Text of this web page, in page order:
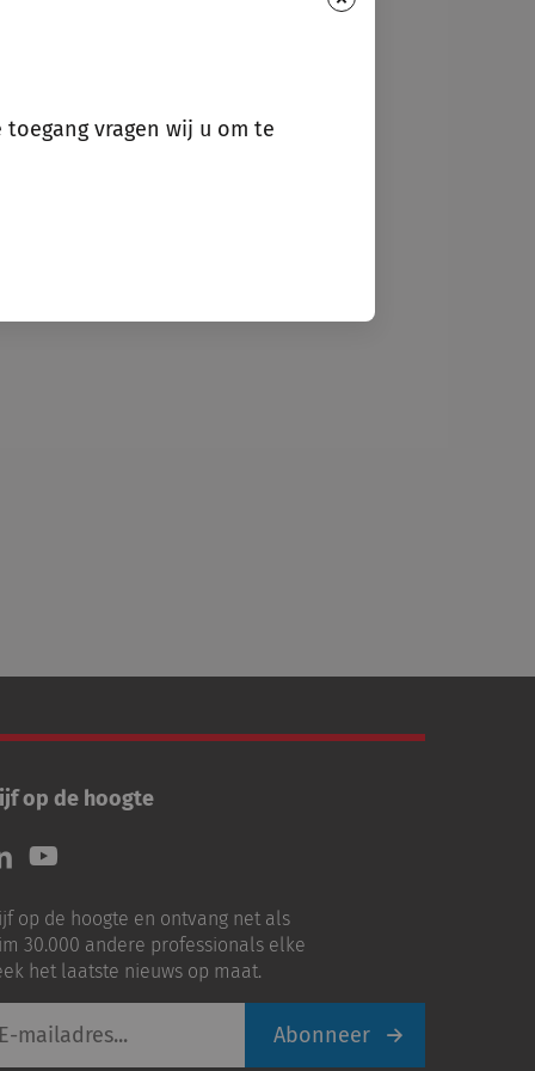
vragen wij u om te
op de hoogte
Volg
ons
Youtube
op de hoogte en ontvang net als
30.000 andere professionals elke
het laatste nieuws op maat.
Abonneer